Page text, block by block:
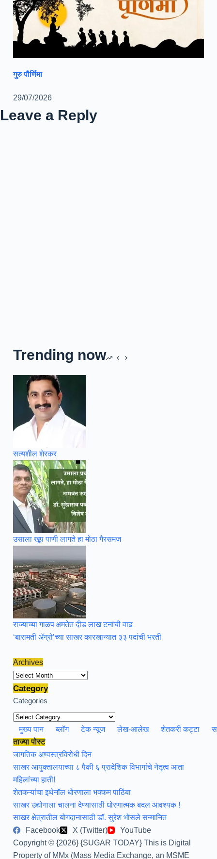
गुरु पौर्णिमा
29/07/2026
Leave a Reply
Trending now
सत्यशील शेरकर
उसाला खूप पाणी लागते हा मोठा गैरसमज
राज्याच्या गाळप क्षमतेत दीड लाख टनांची वाढ
‘बारामती ॲग्रो’च्या साखर कारखान्यात ३३ पदांची भरती
Archives
Archives
Category
Categories
मुख्य पान ब्लॉग टेक न्यूज लेख-आलेख शेतकरी कट्टा
ताज्या पोस्ट
जागतिक अण्वस्त्रविरोधी दिन
साखर आयुक्तालयाच्या ८ पैकी ६ प्रादेशिक विभागांचे नेतृत्व आता
महिलांच्या हाती!
शेतकऱ्यांचा इथेनॉल धोरणाला भक्कम पाठिंबा
साखर उद्योगाला चालना देण्यासाठी धोरणात्मक बदल आवश्यक !
साखर क्षेत्रातील योगदानासाठी डॉ. सुरेश भोसले सन्मानित
Facebook
X (Twitter)
YouTube
Copyright © {2026} {SUGAR TODAY} This is Digital
Property of MMx (Mass Media Exchange, an MSME